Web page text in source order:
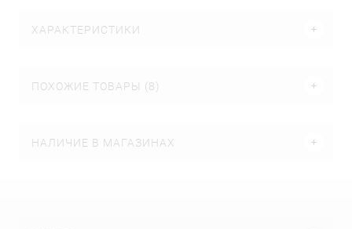
ХАРАКТЕРИСТИКИ
ПОХОЖИЕ ТОВАРЫ (8)
НАЛИЧИЕ В МАГАЗИНАХ